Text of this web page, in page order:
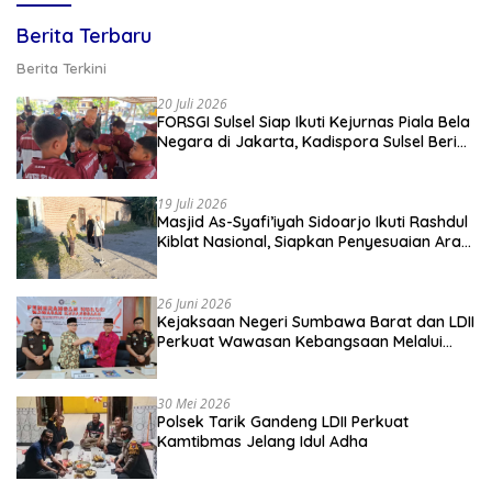
Berita Terbaru
Berita Terkini
20 Juli 2026
FORSGI Sulsel Siap Ikuti Kejurnas Piala Bela
Negara di Jakarta, Kadispora Sulsel Beri
19 Juli 2026
Masjid As-Syafi’iyah Sidoarjo Ikuti Rashdul
Kiblat Nasional, Siapkan Penyesuaian Arah
26 Juni 2026
Kejaksaan Negeri Sumbawa Barat dan LDII
Perkuat Wawasan Kebangsaan Melalui
30 Mei 2026
Polsek Tarik Gandeng LDII Perkuat
Kamtibmas Jelang Idul Adha